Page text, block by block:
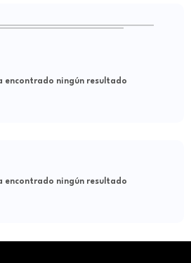
encontrado ningún resultado
encontrado ningún resultado